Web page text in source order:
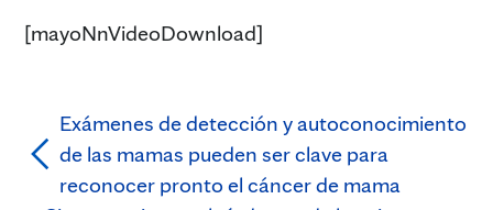
[mayoNnVideoDownload]
Exámenes de detección y autoconocimiento
de las mamas pueden ser clave para
reconocer pronto el cáncer de mama